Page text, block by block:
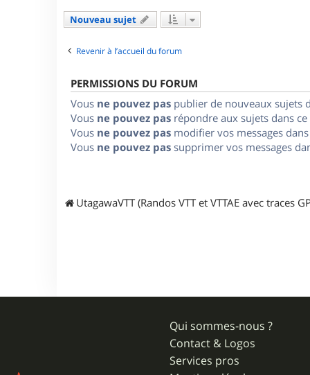
Nouveau sujet
Revenir à l’accueil du forum
PERMISSIONS DU FORUM
Vous ne pouvez pas publier de nouveaux sujets
Vous ne pouvez pas répondre aux sujets dans
Vous ne pouvez pas modifier vos messages
Vous ne pouvez pas supprimer vos messages
UtagawaVTT (Randos VTT et VTTAE avec traces
Qui sommes-nous ?
Contact & Logos
Services pros